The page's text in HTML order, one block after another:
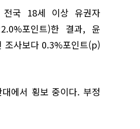
전국 18세 이상 유권자
포인트)한 결과, 윤
조사보다 0.3%포인트(p)
에서 횡보 중이다. 부정